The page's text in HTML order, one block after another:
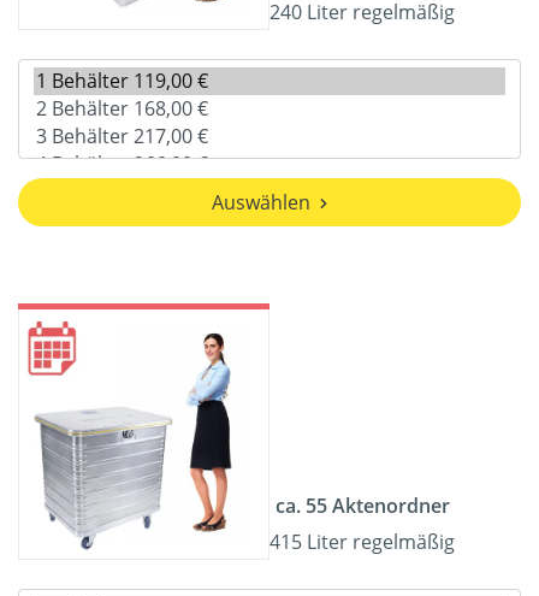
240 Liter regelmäßig
Auswählen
ca. 55 Aktenordner
415 Liter regelmäßig